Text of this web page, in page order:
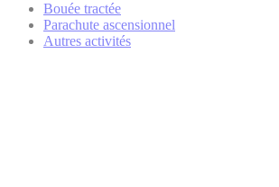
Bouée tractée
Parachute ascensionnel
Autres activités